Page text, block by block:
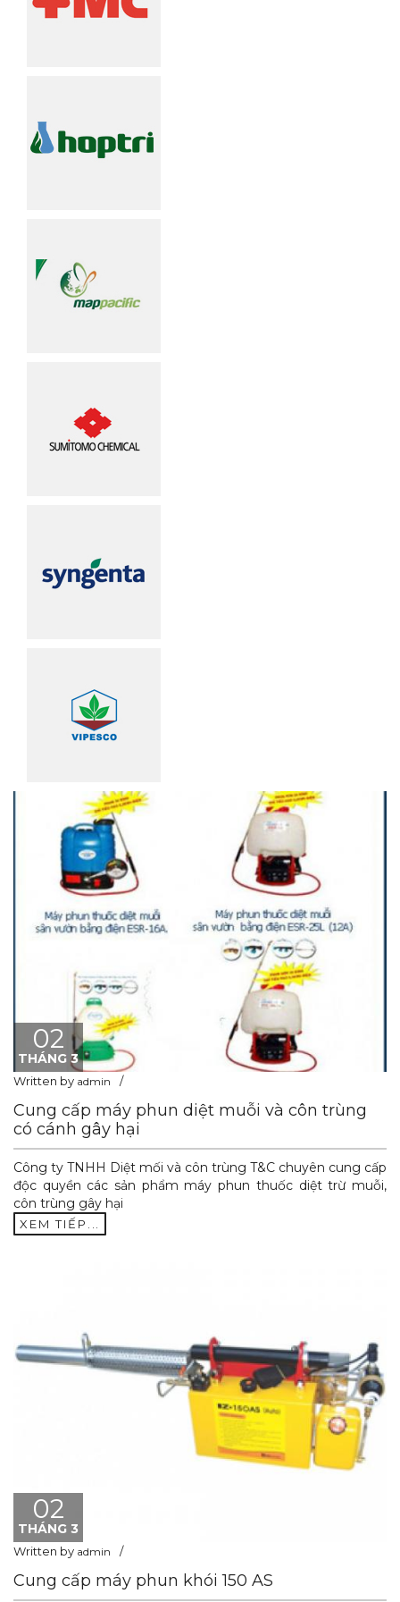
Xe đẩy làm vệ sinh Sài Gòn
02
THÁNG 3
Written by admin
Cung cấp máy phun diệt muỗi và côn trùng
có cánh gây hại
Công ty TNHH Diệt mối và côn trùng T&C chuyên cung cấp
độc quyền các sản phẩm máy phun thuốc diệt trừ muỗi,
côn trùng gây hại
XEM TIẾP...
02
THÁNG 3
Written by admin
Cung cấp máy phun khói 150 AS